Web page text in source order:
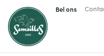
Bel ons